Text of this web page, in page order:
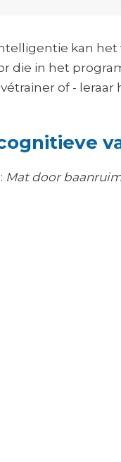
kan
die in het
of - leraar
Mat door